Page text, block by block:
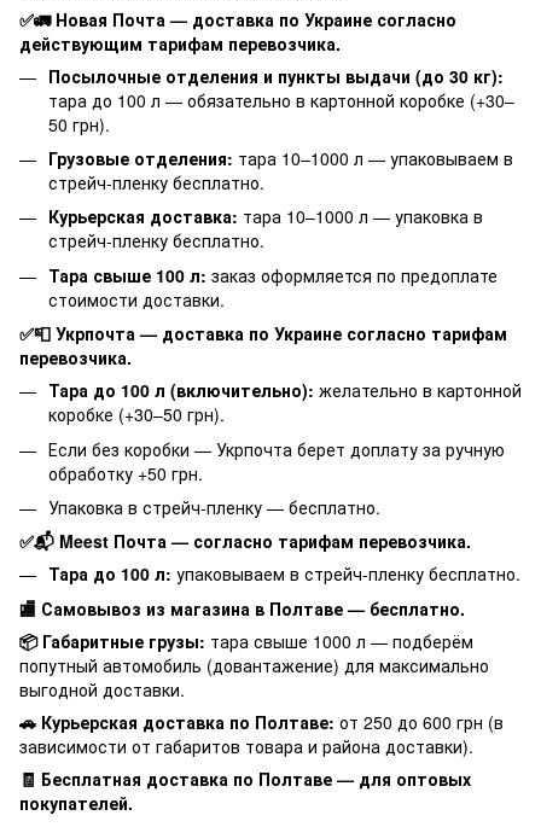
✅🚛 Новая Почта — доставка по Украине согласно
действующим тарифам перевозчика.
Посылочные отделения и пункты выдачи (до 30 кг):
тара до 100 л — обязательно в картонной коробке (+30–
50 грн).
Грузовые отделения: тара 10–1000 л — упаковываем в
стрейч-пленку бесплатно.
Курьерская доставка: тара 10–1000 л — упаковка в
стрейч-пленку бесплатно.
Тара свыше 100 л: заказ оформляется по предоплате
стоимости доставки.
✅📮 Укрпочта — доставка по Украине согласно тарифам
перевозчика.
Тара до 100 л (включительно): желательно в картонной
коробке (+30–50 грн).
Если без коробки — Укрпочта берет доплату за ручную
обработку +50 грн.
Упаковка в стрейч-пленку — бесплатно.
✅📬 Meest Почта — согласно тарифам перевозчика.
Тара до 100 л: упаковываем в стрейч-пленку бесплатно.
🏬 Самовывоз из магазина в Полтаве — бесплатно.
📦 Габаритные грузы: тара свыше 1000 л — подберём
попутный автомобиль (довантажение) для максимально
выгодной доставки.
🚗 Курьерская доставка по Полтаве: от 250 до 600 грн (в
зависимости от габаритов товара и района доставки).
🧾 Бесплатная доставка по Полтаве — для оптовых
покупателей.